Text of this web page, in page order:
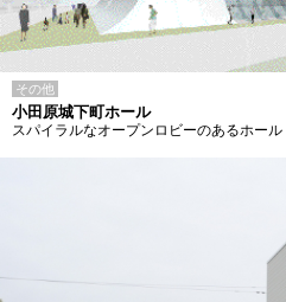
その他
小田原城下町ホール
スパイラルなオープンロビーのあるホール